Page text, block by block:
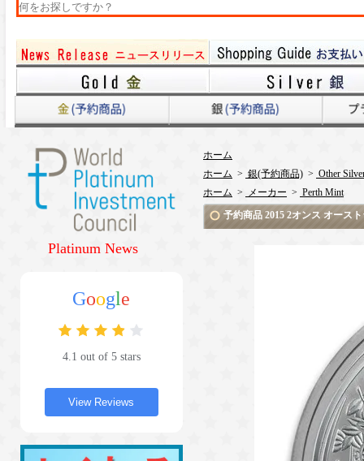
Platinum News
Google
4.1 out of 5 stars
View Reviews
ホーム
ホーム > 銀(予約商品) > Other
ホーム > メーカー > Perth Mint
予約商品 2015 2オンス オース